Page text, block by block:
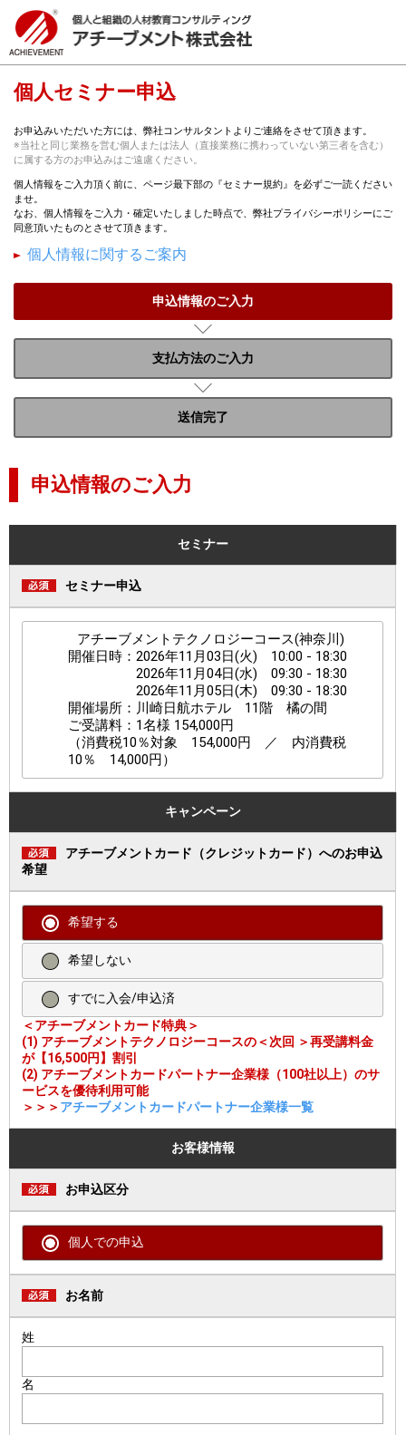
個人セミナー申込
お申込みいただいた方には、弊社コンサルタントよりご連絡をさせて頂きます。
※当社と同じ業務を営む個人または法人（直接業務に携わっていない第三者を含む）
に属する方のお申込みはご遠慮ください。
個人情報をご入力頂く前に、ページ最下部の『セミナー規約』を必ずご一読ください
ませ。
なお、個人情報をご入力・確定いたしました時点で、弊社プライバシーポリシーにご
同意頂いたものとさせて頂きます。
個人情報に関するご案内
申込情報のご入力
支払方法のご入力
送信完了
申込情報のご入力
セミナー
セミナー申込
アチーブメントテクノロジーコース(神奈川)
開催日時：2026年11月03日(火) 10:00 - 18:30
2026年11月04日(水) 09:30 - 18:30
2026年11月05日(木) 09:30 - 18:30
開催場所：川崎日航ホテル 11階 橘の間
ご受講料：1名様 154,000円
（消費税10％対象 154,000円 ／ 内消費税
10％ 14,000円）
キャンペーン
アチーブメントカード（クレジットカード）へのお申込
希望
希望する
希望しない
すでに入会/申込済
＜アチーブメントカード特典＞
(1) アチーブメントテクノロジーコースの＜次回 ＞再受講料金
が【16,500円】割引
(2) アチーブメントカードパートナー企業様（100社以上）のサ
ービスを優待利用可能
＞＞＞ アチーブメントカードパートナー企業様一覧
お客様情報
お申込区分
個人での申込
お名前
姓
名